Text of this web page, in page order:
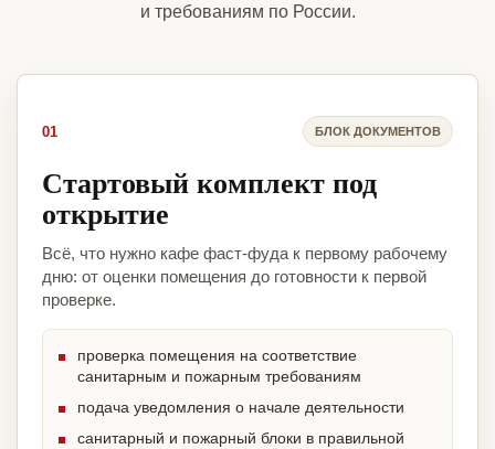
и требованиям по России.
01 БЛОК ДОКУМЕНТОВ
Стартовый комплект под
открытие
Всё, что нужно кафе фаст-фуда к первому рабочему
дню: от оценки помещения до готовности к первой
проверке.
проверка помещения на соответствие
санитарным и пожарным требованиям
подача уведомления о начале деятельности
санитарный и пожарный блоки в правильной